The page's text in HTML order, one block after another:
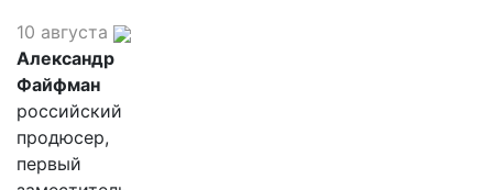
10 августа
Александр
Файфман
российский
продюсер,
первый